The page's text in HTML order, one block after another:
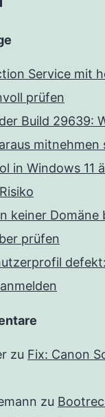
Service mit
prüfen
Build 29639:
mitnehmen
in Windows 11
keiner Domäne
prüfen
zu Fix: Canon
zu